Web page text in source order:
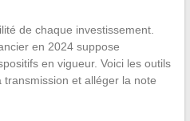
de chaque investissement.
en 2024 suppose
en vigueur. Voici les outils
et alléger la note